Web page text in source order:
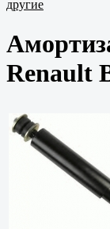
другие
Renault